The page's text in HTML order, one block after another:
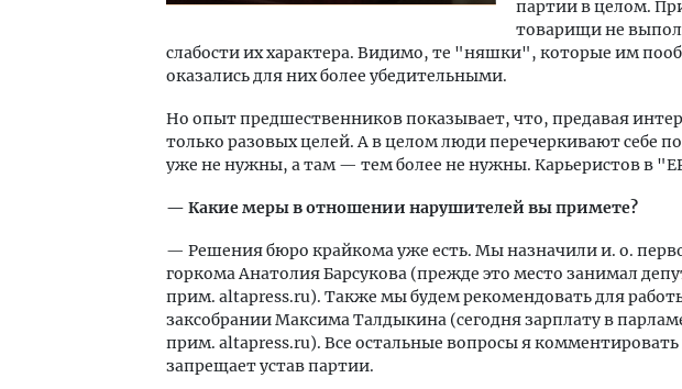
партии в целом.
товарищи не
слабости их характера. Видимо, те "няшки", которые им
оказались для них более убедительными.
Но опыт предшественников показывает, что, предавая
только разовых целей. А в целом люди перечеркивают себе
уже не нужны, а там — тем более не нужны. Карьеристов в
— Какие меры в отношении нарушителей вы примете?
— Решения бюро крайкома уже есть. Мы назначили и. о.
горкома Анатолия Барсукова (прежде это место занимал
прим. altapress.ru). Также мы будем рекомендовать для
заксобрании Максима Талдыкина (сегодня зарплату в
прим. altapress.ru). Все остальные вопросы я комментировать
запрещает устав партии.